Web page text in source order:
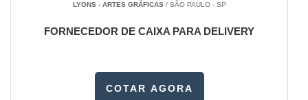
LYONS - ARTES GRÁFICAS/ SÃO PAULO - SP
FORNECEDOR DE CAIXA PARA DELIVERY
COTAR AGORA